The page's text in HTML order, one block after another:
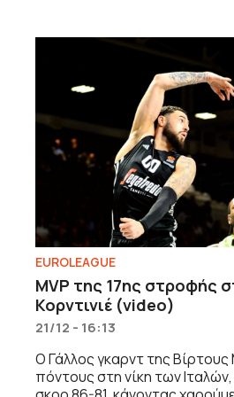
EUROLEAGUE
MVP της 17ης στροφής
Κορντινιέ (video)
21/12 - 16:13
Ο Γάλλος γκαρντ της
πόντους στη νίκη των